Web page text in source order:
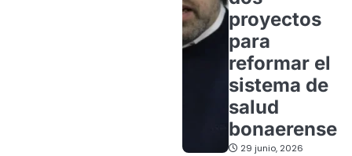
proyectos
para
reformar el
sistema de
salud
bonaerense
29 junio, 2026